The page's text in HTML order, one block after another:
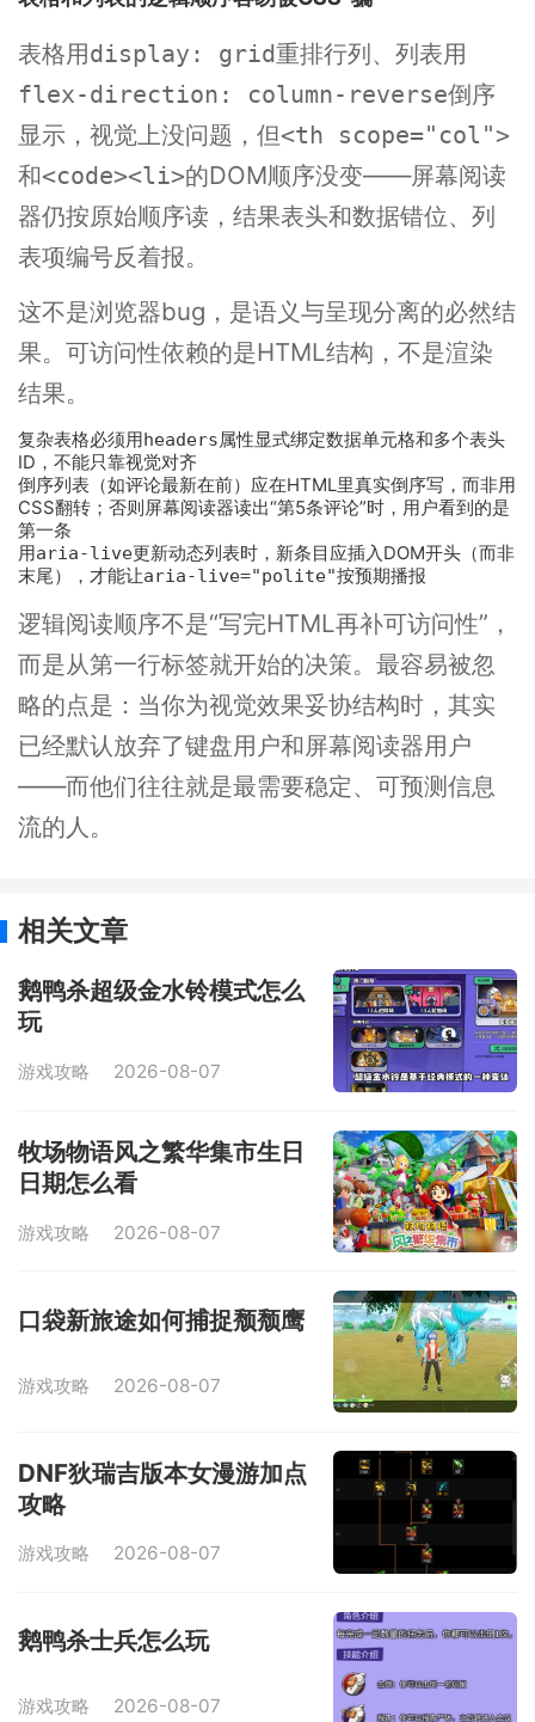
表格用display: grid重排行列、列表用
flex-direction: column-reverse倒序
显示，视觉上没问题，但<th scope="col">
和<code><li>的DOM顺序没变——屏幕阅读
器仍按原始顺序读，结果表头和数据错位、列
表项编号反着报。
这不是浏览器bug，是语义与呈现分离的必然结
果。可访问性依赖的是HTML结构，不是渲染
结果。
复杂表格必须用headers属性显式绑定数据单元格和多个表头
ID，不能只靠视觉对齐
倒序列表（如评论最新在前）应在HTML里真实倒序写，而非用
CSS翻转；否则屏幕阅读器读出“第5条评论”时，用户看到的是
第一条
用aria-live更新动态列表时，新条目应插入DOM开头（而非
末尾），才能让aria-live="polite"按预期播报
逻辑阅读顺序不是“写完HTML再补可访问性”，
而是从第一行标签就开始的决策。最容易被忽
略的点是：当你为视觉效果妥协结构时，其实
已经默认放弃了键盘用户和屏幕阅读器用户
——而他们往往就是最需要稳定、可预测信息
流的人。
相关文章
鹅鸭杀超级金水铃模式怎么
玩
游戏攻略 2026-08-07
牧场物语风之繁华集市生日
日期怎么看
游戏攻略 2026-08-07
口袋新旅途如何捕捉颓颓鹰
游戏攻略 2026-08-07
DNF狄瑞吉版本女漫游加点
攻略
游戏攻略 2026-08-07
鹅鸭杀士兵怎么玩
游戏攻略 2026-08-07